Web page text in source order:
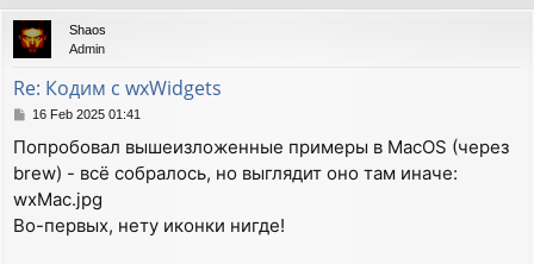
    wxPen pen(*wxBLACK, 1);
    dc.SetPen(pen);
    dc.DrawPoint(point);
    dc.SetPen(wxNullPen);
    sprintf(str,"Draw %d:%d",point.x,point.y);
    SetStatusText(str);
  }
};
DECLARE_APP(MyApp)
IMPLEMENT_APP(MyApp)
bool MyApp::OnInit()
{
MyFrame *frame = new MyFrame(wxT("My wxWidets
  frame->Show(true);
  return true;
p
Shaos
Admin
Re: Кодим с wxWidgets
P
s
t
16 Feb 2025 01:41
Попробовал вышеизложенные примеры в MacOS (через
brew) - всё собралось, но выглядит оно там иначе:
wxMac.jpg
Во-первых, нету иконки нигде!